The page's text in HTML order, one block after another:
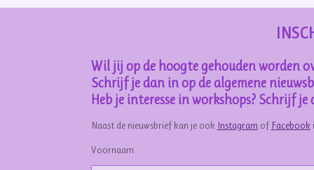
Wil jij op de hoogte gehouden worden
Schrijf je dan in op de algemene
Heb je interesse in workshops? Schrijf
Naast de nieuwsbrief kan je ook Instagramof Facebook
Voornaam